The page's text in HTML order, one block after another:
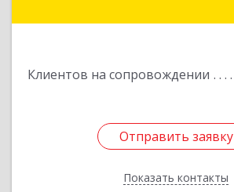
Клиентов на сопровождении
Отправить заявку
Показать контакты
Отправить заявку
Назад